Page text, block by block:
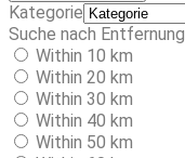
Kategorie
Suche nach Entfernung
Within 10 km
Within 20 km
Within 30 km
Within 40 km
Within 50 km